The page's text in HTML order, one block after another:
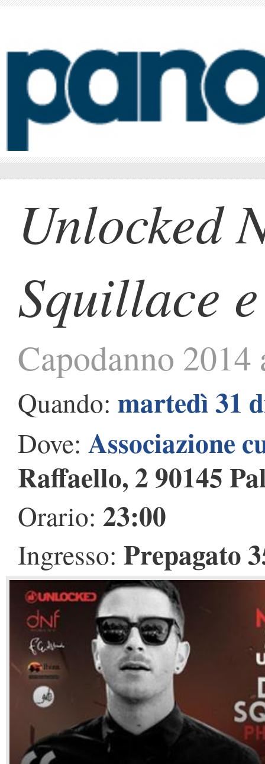
Unlocked
Squillace
Capodanno
Quando: martedì 31
Dove: Associazione
Raffaello, 2 90145
Orario: 23:00
Ingresso: Prepagato